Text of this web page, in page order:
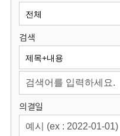
원
회
검색
의결일